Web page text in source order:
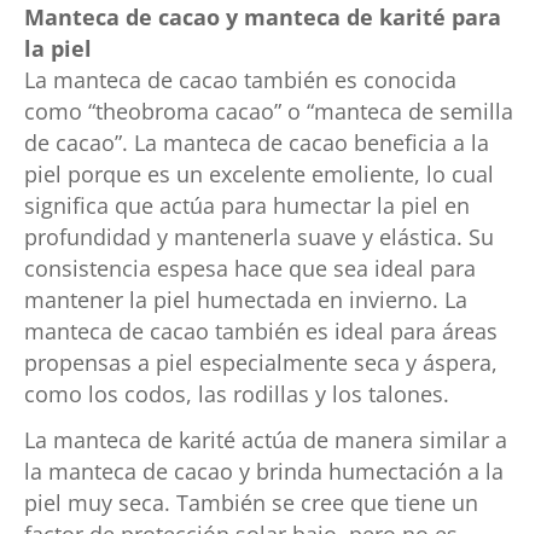
Manteca de cacao y manteca de karité para
la piel
La manteca de cacao también es conocida
como “theobroma cacao” o “manteca de semilla
de cacao”. La manteca de cacao beneficia a la
piel porque es un excelente emoliente, lo cual
significa que actúa para humectar la piel en
profundidad y mantenerla suave y elástica. Su
consistencia espesa hace que sea ideal para
mantener la piel humectada en invierno. La
manteca de cacao también es ideal para áreas
propensas a piel especialmente seca y áspera,
como los codos, las rodillas y los talones.
La manteca de karité actúa de manera similar a
la manteca de cacao y brinda humectación a la
piel muy seca. También se cree que tiene un